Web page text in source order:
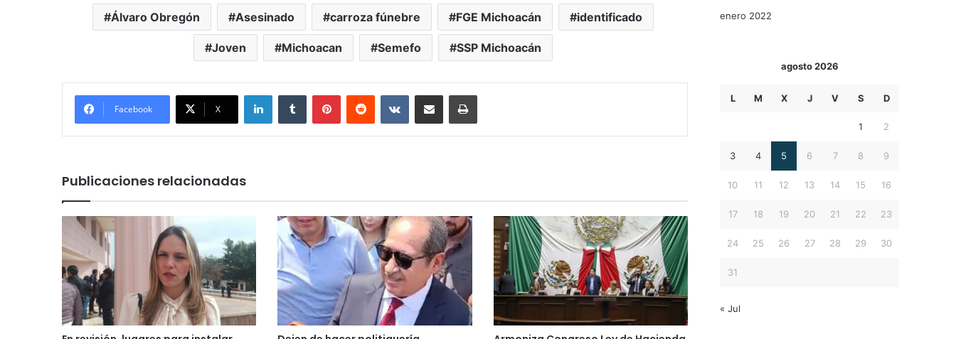
Álvaro Obregón Asesinado carroza fúnebre FGE Michoacán identificado
Joven Michoacan Semefo SSP Michoacán
Facebook X
LinkedInTumblr PinterestReddit VKontakteCompartir por correo electrónicoImprimir
Publicaciones relacionadas
enero 2022
agosto 2026
L M X J V S D
1 2
3 4 5 6 7 8 9
10 11 12 13 14 15 16
17 18 19 20 21 22 23
24 25 26 27 28 29 30
31
« Jul